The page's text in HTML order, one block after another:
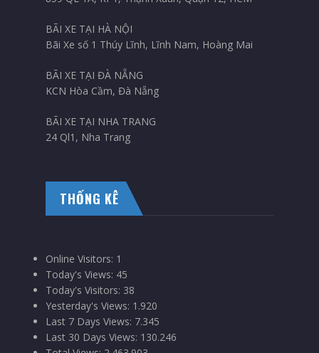
BÃI XE TẠI HÀ NỘI
Bãi Xe số 1 Thúy Lĩnh, Lĩnh Nam, Hoàng Mai
BÃI XE TẠI ĐÀ NẴNG
KCN Hòa Cầm, Đà Nẵng
BÃI XE TẠI NHA TRANG
24 Ql1, Nha Trang
THỐNG KÊ
Online Visitors: 1
Today's Views: 45
Today's Visitors: 38
Yesterday's Views: 1.920
Last 7 Days Views: 7.345
Last 30 Days Views: 130.246